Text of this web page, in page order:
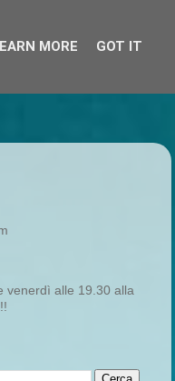
venerdì alle 19.30 alla
MORE GOT IT